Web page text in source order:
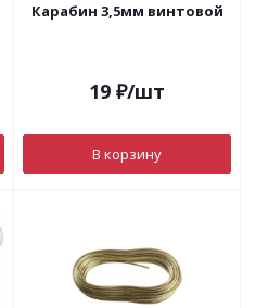
Карабин 3,5мм винтовой
19 ₽/шт
В корзину